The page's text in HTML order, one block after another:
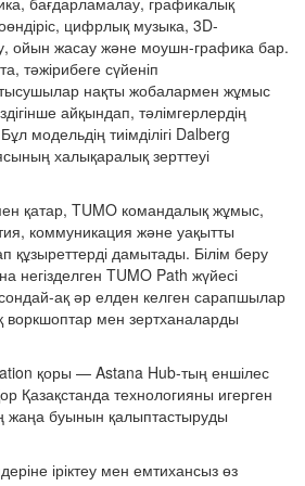
цифрлық музыка, 3D-
ойын жасау және моушн-графика бар.
тәжірибеге сүйеніп
нақты жобалармен жұмыс
айқындап, тәлімгерлердің
модельдің тиімділігі Dalberg
халықаралық зерттеуі
қатар, TUMO командалық жұмыс,
коммуникация және уақытты
құзыреттерді дамытады. Білім беру
негізделген TUMO Path жүйесі
ақ әр елден келген сарапшылар
воркшоптар мен зертханаларды
қоры — Astana Hub-тың еншілес
Қазақстанда технологияны игерген
жаңа буынын қалыптастыруды
іріктеу мен емтихансыз өз